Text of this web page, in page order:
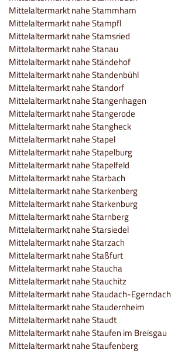
Mittelaltermarkt nahe Stammham
Mittelaltermarkt nahe Stampfl
Mittelaltermarkt nahe Stamsried
Mittelaltermarkt nahe Stanau
Mittelaltermarkt nahe Ständehof
Mittelaltermarkt nahe Standenbühl
Mittelaltermarkt nahe Standorf
Mittelaltermarkt nahe Stangenhagen
Mittelaltermarkt nahe Stangerode
Mittelaltermarkt nahe Stangheck
Mittelaltermarkt nahe Stapel
Mittelaltermarkt nahe Stapelburg
Mittelaltermarkt nahe Stapelfeld
Mittelaltermarkt nahe Starbach
Mittelaltermarkt nahe Starkenberg
Mittelaltermarkt nahe Starkenburg
Mittelaltermarkt nahe Starnberg
Mittelaltermarkt nahe Starsiedel
Mittelaltermarkt nahe Starzach
Mittelaltermarkt nahe Staßfurt
Mittelaltermarkt nahe Staucha
Mittelaltermarkt nahe Stauchitz
Mittelaltermarkt nahe Staudach-Egerndach
Mittelaltermarkt nahe Staudernheim
Mittelaltermarkt nahe Staudt
Mittelaltermarkt nahe Staufen im Breisgau
Mittelaltermarkt nahe Staufenberg